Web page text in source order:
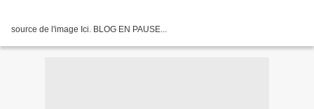
source de l'image Ici. BLOG EN PAUSE...